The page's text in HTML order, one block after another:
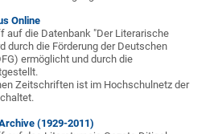
Online
auf die Datenbank "Der Literarische
durch die Förderung der Deutschen
ermöglicht und durch die
Zeitschriften ist im Hochschulnetz der
(1929-2011)